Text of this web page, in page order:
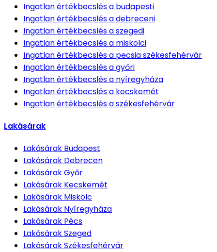
Ingatlan értékbecslésa budapesti
Ingatlan értékbecslésa debreceni
Ingatlan értékbecslésa szegedi
Ingatlan értékbecslésa miskolci
Ingatlan értékbecslésa pecsia székesfehérvár
Ingatlan értékbecslésa győri
Ingatlan értékbecslésa nyíregyháza
Ingatlan értékbecslésa kecskemét
Ingatlan értékbecslésa székesfehérvár
Lakásárak
Lakásárak Budapest
Lakásárak Debrecen
LakásárakGyőr
Lakásárak Kecskemét
Lakásárak Miskolc
Lakásárak Nyíregyháza
Lakásárak Pécs
LakásárakSzeged
LakásárakSzékesfehérvár